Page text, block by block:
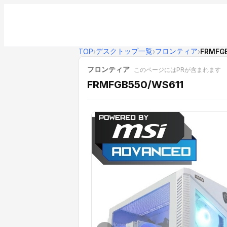
TOP›デスクトップ一覧›フロンティア›
フロンティア このページにはPRが含まれます
FRMFGB550/WS611